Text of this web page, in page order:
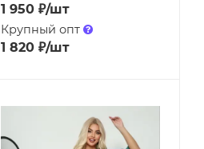
1 950₽/шт
Крупный опт
1 820₽/шт